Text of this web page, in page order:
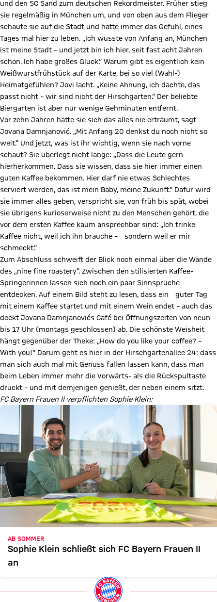
und den SC Sand zum deutschen Rekordmeister. Früher stieg
sie regelmäßig in München um, und von oben aus dem Flieger
schaute sie auf die Stadt und hatte immer das Gefühl, eines
Tages mal hier zu leben. „Ich wusste von Anfang an, München
ist meine Stadt – und jetzt bin ich hier, seit fast acht Jahren
schon. Ich habe großes Glück.“ Warum gibt es eigentlich kein
Weißwurstfrühstück auf der Karte, bei so viel (Wahl-)
Heimatgefühlen? Jovi lacht. „Keine Ahnung, ich dachte, das
passt nicht – wir sind nicht der Hirschgarten.“ Der beliebte
Biergarten ist aber nur wenige Gehminuten entfernt.
Vor zehn Jahren hätte sie sich das alles nie erträumt, sagt
Jovana Damnjanović. „Mit Anfang 20 denkst du noch nicht so
weit.“ Und jetzt, was ist ihr wichtig, wenn sie nach vorne
schaut? Sie überlegt nicht lange: „Dass die Leute gern
hierherkommen. Dass sie wissen, dass sie hier immer einen
guten Kaffee bekommen. Hier darf nie etwas Schlechtes
serviert werden, das ist mein Baby, meine Zukunft.“ Dafür wird
sie immer alles geben, verspricht sie, von früh bis spät, wobei
sie übrigens kurioserweise nicht zu den Menschen gehört, die
vor dem ersten Kaffee kaum ansprechbar sind: „Ich trinke
Kaffee nicht, weil ich ihn brauche – sondern weil er mir
schmeckt.“
Zum Abschluss schweift der Blick noch einmal über die Wände
des „nine fine roastery“. Zwischen den stilisierten Kaffee-
Springerinnen lassen sich noch ein paar Sinnsprüche
entdecken. Auf einem Bild steht zu lesen, dass ein guter Tag
mit einem Kaffee startet und mit einem Wein endet – auch das
deckt Jovana Damnjanovićs Café bei Öffnungszeiten von neun
bis 17 Uhr (montags geschlossen) ab. Die schönste Weisheit
hängt gegenüber der Theke: „How do you like your coffee? –
With you!“ Darum geht es hier in der Hirschgartenallee 24: dass
man sich auch mal mit Genuss fallen lassen kann, dass man
beim Leben immer mehr die Vorwärts- als die Rückspultaste
drückt – und mit demjenigen genießt, der neben einem sitzt.
FC Bayern Frauen II verpflichten Sophie Klein:
AB SOMMER
Sophie Klein schließt sich FC Bayern Frauen II
an